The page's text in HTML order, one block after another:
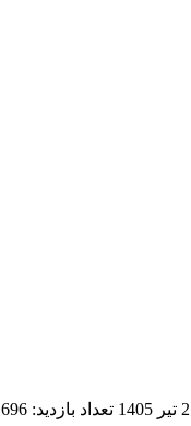
2 تیر 1405 تعداد بازدید: 696 بازدید